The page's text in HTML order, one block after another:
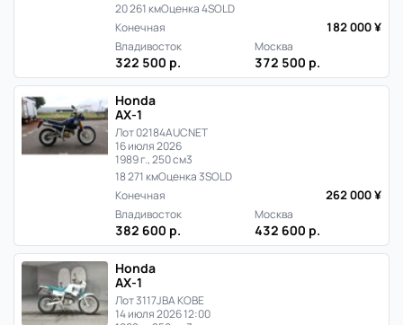
20 261 кмОценка 4SOLD
Конечная
182 000 ¥
Владивосток
322 500 р.
Москва
372 500 р.
Honda
AX-1
Лот 02184AUCNET
16 июля 2026
1989 г., 250 см3
18 271 кмОценка 3SOLD
Конечная
262 000 ¥
Владивосток
382 600 р.
Москва
432 600 р.
Honda
AX-1
Лот 3117JBA KOBE
14 июля 2026 12:00